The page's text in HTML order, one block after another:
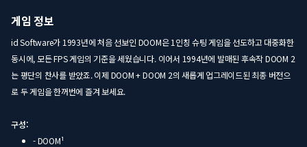
게임 정보
id Software가 1993년에 처음 선보인 DOOM은 1인칭 슈팅 게임을 선도하고 대중화한
동시에, 모든 FPS 게임의 기준을 세웠습니다. 이어서 1994년에 발매된 후속작 DOOM 2
는 평단의 찬사를 받았죠. 이제 DOOM + DOOM 2의 새롭게 업그레이드된 최종 버전으
로 두 게임을 한꺼번에 즐겨 보세요.
구성:
- DOOM¹